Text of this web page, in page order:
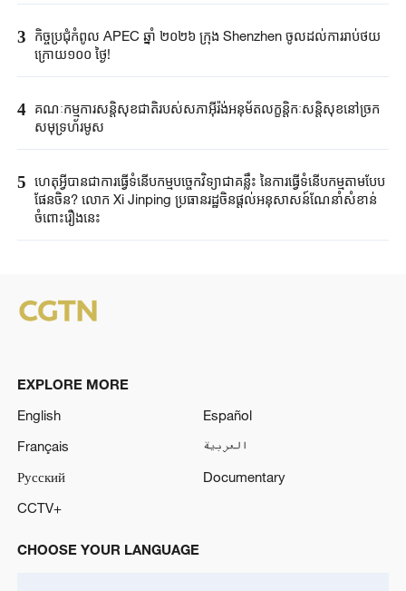
3
កិច្ចប្រជុំកំពូល APEC ឆ្នាំ ២០២៦ ក្រុង Shenzhen ចូលដល់ការរាប់ថយ
ក្រោយ១០០ ថ្ងៃ!
4 គណៈកម្មការសន្តិសុខជាតិរបស់សភាអ៊ីរ៉ង់អនុម័តលក្ខន្តិកៈសន្តិសុខនៅច្រក
សមុទ្រហ័រមូស
5 ហេតុអ្វីបានជាការធ្វើទំនើបកម្មបច្ចេកវិទ្យាជាគន្លឹះ នៃការធ្វើទំនើប​កម្មតាម​បែប​
ផែន​ចិន? លោក Xi Jinping ប្រធានរដ្ឋ​ចិន​ផ្តល់អនុសាសន៍ណែនាំសំខាន់
ចំពោះរឿងនេះ
EXPLORE MORE
English
Español
Français
العربية
Русский
Documentary
CCTV+
CHOOSE YOUR LANGUAGE